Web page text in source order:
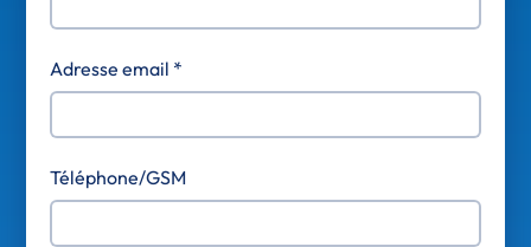
Adresse email *
Téléphone/GSM